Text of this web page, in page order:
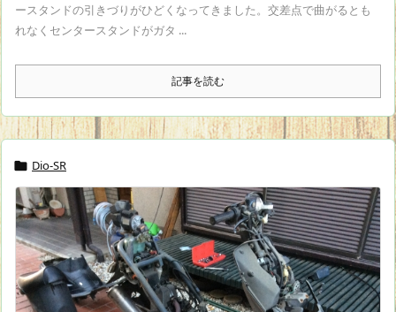
ースタンドの引きづりがひどくなってきました。交差点で曲がるとも
れなくセンタースタンドがガタ ...
記事を読む
 Dio-SR